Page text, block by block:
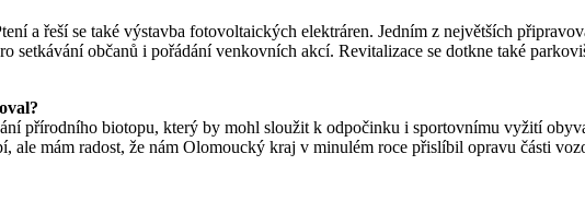
a řeší se také výstavba fotovoltaických elektráren. Jedním z největších
občanů i pořádání venkovních akcí. Revitalizace se dotkne také
přírodního biotopu, který by mohl sloužit k odpočinku i sportovnímu vyžití
ale mám radost, že nám Olomoucký kraj v minulém roce přislíbil opravu části